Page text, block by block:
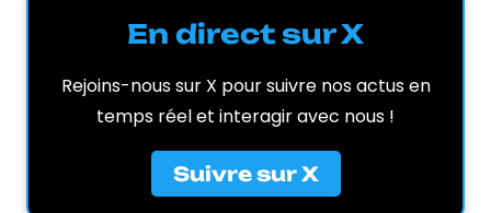
En direct sur X
Rejoins-nous sur X pour suivre nos actus en
temps réel et interagir avec nous !
Suivre sur X